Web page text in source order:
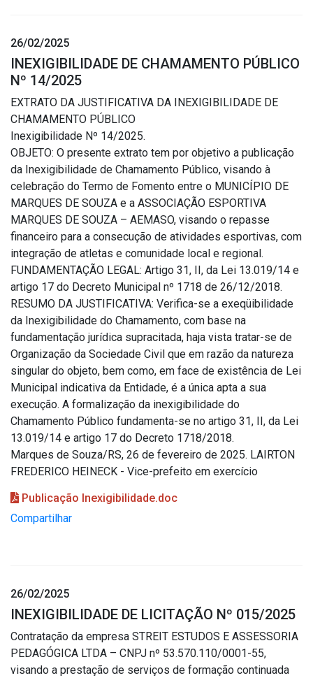
26/02/2025
INEXIGIBILIDADE DE CHAMAMENTO PÚBLICO
Nº 14/2025
EXTRATO DA JUSTIFICATIVA DA INEXIGIBILIDADE DE
CHAMAMENTO PÚBLICO
Inexigibilidade Nº 14/2025.
OBJETO: O presente extrato tem por objetivo a publicação
da Inexigibilidade de Chamamento Público, visando à
celebração do Termo de Fomento entre o MUNICÍPIO DE
MARQUES DE SOUZA e a ASSOCIAÇÃO ESPORTIVA
MARQUES DE SOUZA – AEMASO, visando o repasse
financeiro para a consecução de atividades esportivas, com
integração de atletas e comunidade local e regional.
FUNDAMENTAÇÃO LEGAL: Artigo 31, II, da Lei 13.019/14 e
artigo 17 do Decreto Municipal nº 1718 de 26/12/2018.
RESUMO DA JUSTIFICATIVA: Verifica-se a exeqüibilidade
da Inexigibilidade do Chamamento, com base na
fundamentação jurídica supracitada, haja vista tratar-se de
Organização da Sociedade Civil que em razão da natureza
singular do objeto, bem como, em face de existência de Lei
Municipal indicativa da Entidade, é a única apta a sua
execução. A formalização da inexigibilidade do
Chamamento Público fundamenta-se no artigo 31, II, da Lei
13.019/14 e artigo 17 do Decreto 1718/2018.
Marques de Souza/RS, 26 de fevereiro de 2025. LAIRTON
FREDERICO HEINECK - Vice-prefeito em exercício
Publicação Inexigibilidade.doc
Compartilhar
26/02/2025
INEXIGIBILIDADE DE LICITAÇÃO Nº 015/2025
Contratação da empresa STREIT ESTUDOS E ASSESSORIA
PEDAGÓGICA LTDA – CNPJ nº 53.570.110/0001-55,
visando a prestação de serviços de formação continuada